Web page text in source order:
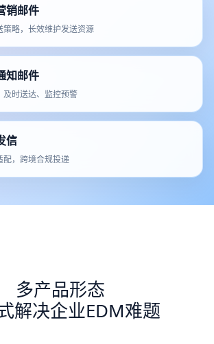
销邮件
策略，长效维护发送资源
知邮件
及时送达、监控预警
信
配，跨境合规投递
多产品形态
解决企业EDM难题